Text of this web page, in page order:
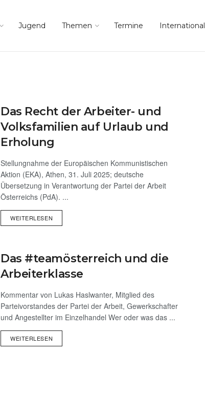
Jugend Themen Termine International
Das Recht der Arbeiter- und
Volksfamilien auf Urlaub und
Erholung
Stellungnahme der Europäischen Kommunistischen
Aktion (EKA), Athen, 31. Juli 2025; deutsche
Übersetzung in Verantwortung der Partei der Arbeit
Österreichs (PdA). ...
WEITERLESEN
Das #teamösterreich und die
Arbeiterklasse
Kommentar von Lukas Haslwanter, Mitglied des
Parteivorstandes der Partei der Arbeit, Gewerkschafter
und Angestellter im Einzelhandel Wer oder was das ...
WEITERLESEN